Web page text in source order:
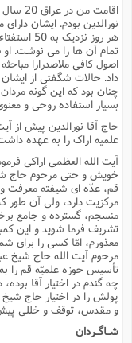
اقامت
نورالدین بودم. ایشان
هر روز
تمام آن ها را مى نوشت.
اصول کافى ملاصدرارا
داد. حالات شگفتى از
چنان بود که این گونه
بسیار استفاده روحى و
حاج آقا نورالدین پیش از
علمیه اراک را به عهده
آیت الله العظمى اراکى
خویش و حتى مرحوم حاج شیخ
قم، عدّه اى شیفته معرفت
مرکزیت دارد، ولى آن طور
منسجم، گسترده و جامع
تشریف فرما شوید و این
معذورم، امّا کسى را براى
مرحوم آیت الله حاج شیخ
تأسیس حوزه علمیّه قم را
چه گندم در اختیار آقا
پولش را در اختیار حاج شیخ
و مقدس، توقف و خللى پیش
شـاگـردان